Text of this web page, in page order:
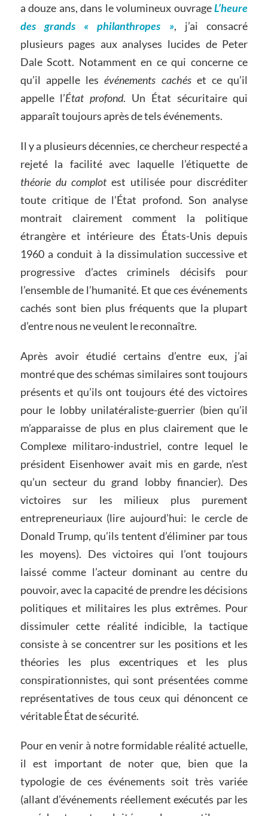
a douze ans, dans le volumineux ouvrageL’heure
des grands « philanthropes », j’ai consacré
plusieurs pages aux analyses lucides de Peter
Dale Scott. Notamment en ce qui concerne ce
qu’il appelle lesévénements cachéset ce qu’il
appelle l’État profond. Un État sécuritaire qui
apparaît toujours après de tels événements.
Il y a plusieurs décennies, ce chercheur respecté a
rejeté la facilité avec laquelle l’étiquette de
théorie du complotest utilisée pour discréditer
toute critique de l’État profond. Son analyse
montrait clairement comment la politique
étrangère et intérieure des États-Unis depuis
1960 a conduit à la dissimulation successive et
progressive d’actes criminels décisifs pour
l’ensemble de l’humanité. Et que ces événements
cachés sont bien plus fréquents que la plupart
d’entre nous ne veulent le reconnaître.
Après avoir étudié certains d’entre eux, j’ai
montré que des schémas similaires sont toujours
présents et qu’ils ont toujours été des victoires
pour le lobby unilatéraliste-guerrier (bien qu’il
m’apparaisse de plus en plus clairement que le
Complexe militaro-industriel, contre lequel le
président Eisenhower avait mis en garde, n’est
qu’un secteur du grand lobby financier). Des
victoires sur les milieux plus purement
entrepreneuriaux (lire aujourd’hui: le cercle de
Donald Trump, qu’ils tentent d’éliminer par tous
les moyens). Des victoires qui l’ont toujours
laissé comme l’acteur dominant au centre du
pouvoir, avec la capacité de prendre les décisions
politiques et militaires les plus extrêmes. Pour
dissimuler cette réalité indicible, la tactique
consiste à se concentrer sur les positions et les
théories les plus excentriques et les plus
conspirationnistes, qui sont présentées comme
représentatives de tous ceux qui dénoncent ce
véritable État de sécurité.
Pour en venir à notre formidable réalité actuelle,
il est important de noter que, bien que la
typologie de ces événements soit très variée
(allant d’événements réellement exécutés par les